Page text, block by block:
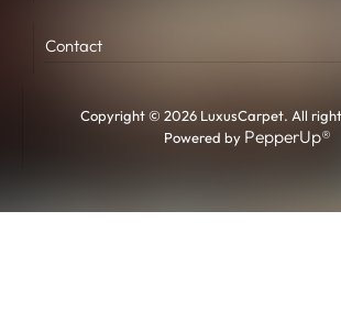
Contact
Copyright © 2026 LuxusCarpet. All
Powered by PepperUp®